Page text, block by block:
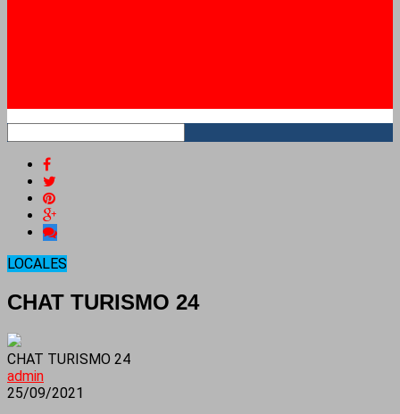
LOCALES
CHAT TURISMO 24
CHAT TURISMO 24
admin
25/09/2021